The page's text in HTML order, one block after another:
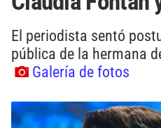
El periodista sentó
pública de la hermana
Galería de fotos